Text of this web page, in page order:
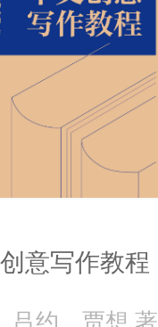
意写作教程
吕约、贾想 著